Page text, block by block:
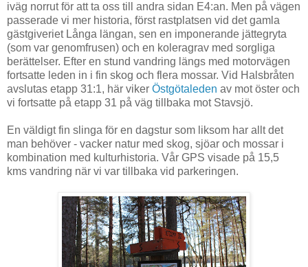
iväg norrut för att ta oss till andra sidan E4:an. Men på vägen
passerade vi mer historia, först rastplatsen vid det gamla
gästgiveriet Långa längan, sen en imponerande jättegryta
(som var genomfrusen) och en koleragrav med sorgliga
berättelser. Efter en stund vandring längs med motorvägen
fortsatte leden in i fin skog och flera mossar. Vid Halsbråten
avslutas etapp 31:1, här viker Östgötaleden av mot öster och
vi fortsatte på etapp 31 på väg tillbaka mot Stavsjö.
En väldigt fin slinga för en dagstur som liksom har allt det
man behöver - vacker natur med skog, sjöar och mossar i
kombination med kulturhistoria. Vår GPS visade på 15,5
kms vandring när vi var tillbaka vid parkeringen.